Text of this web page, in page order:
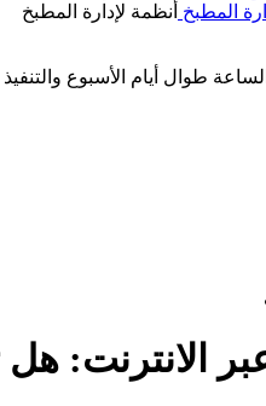
المطبخ أنظمة لإدارة المطبخ
طوال أيام الأسبوع
الانترنت: